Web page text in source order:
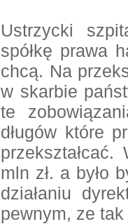
Ustrzycki
spółkę prawa
chcą. Na
w skarbie
te
długów które
mln zł. a było
działaniu
pewnym, ze